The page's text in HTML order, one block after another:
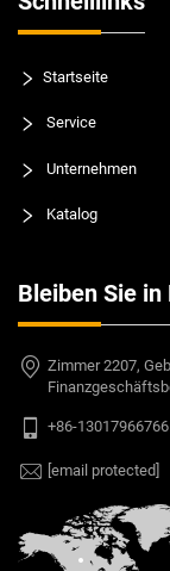
Startseite
Service
Unternehmen
Katalog
Bleiben Sie
Zimmer 2207,
+86-13017966766
[email protected]